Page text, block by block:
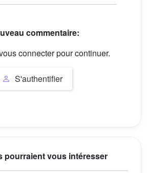
commentaire:
connecter pour continuer.
S'authentifier
pourraient vous intéresser